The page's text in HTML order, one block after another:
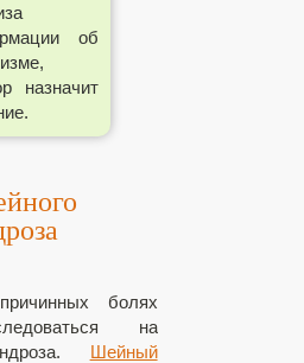
об
назначит
болях
на
Шейный